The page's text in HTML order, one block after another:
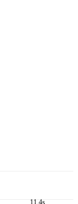
11.4s